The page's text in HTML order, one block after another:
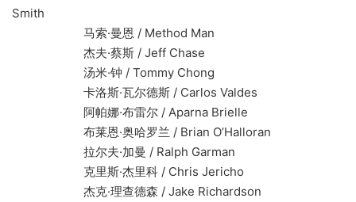
Smith
马索·曼恩 / Method Man
杰夫·蔡斯 / Jeff Chase
汤米·钟 / Tommy Chong
卡洛斯·瓦尔德斯 / Carlos Valdes
阿帕娜·布雷尔 / Aparna Brielle
布莱恩·奥哈罗兰 / Brian O’Halloran
拉尔夫·加曼 / Ralph Garman
克里斯·杰里科 / Chris Jericho
杰克·理查德森 / Jake Richardson